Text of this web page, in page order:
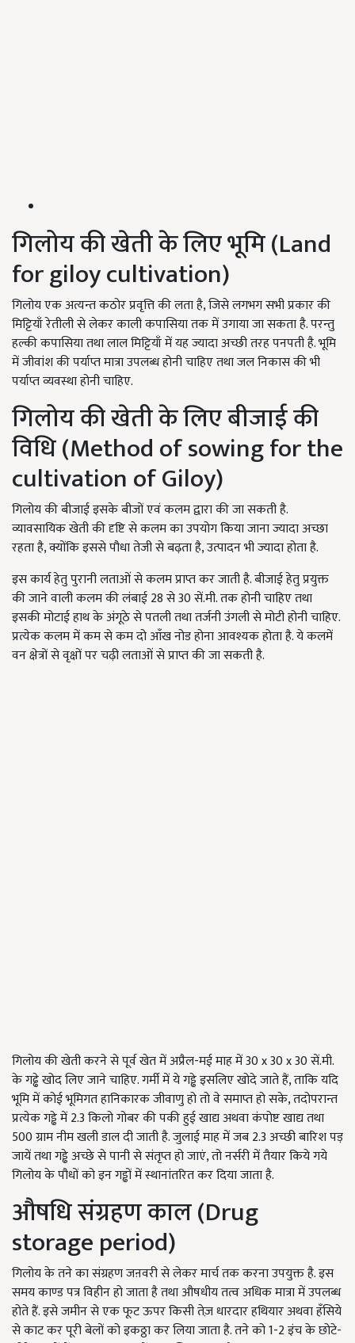
गिलोय की खेती के लिए भूमि (Land
for giloy cultivation)
गिलोय एक अत्यन्त कठोर प्रवृत्ति की लता है, जिसे लगभग सभी प्रकार की
मिट्टियाँ रेतीली से लेकर काली कपासिया तक में उगाया जा सकता है. परन्तु
हल्की कपासिया तथा लाल मिट्टियाँ में यह ज्यादा अच्छी तरह पनपती है. भूमि
में जीवांश की पर्याप्त मात्रा उपलब्ध होनी चाहिए तथा जल निकास की भी
पर्याप्त व्यवस्था होनी चाहिए.
गिलोय की खेती के लिए बीजाई की
विधि (Method of sowing for the
cultivation of Giloy)
गिलोय की बीजाई इसके बीजों एवं कलम द्वारा की जा सकती है.
व्यावसायिक खेती की दृष्टि से कलम का उपयोग किया जाना ज्यादा अच्छा
रहता है, क्योंकि इससे पौधा तेजी से बढ़ता है, उत्पादन भी ज्यादा होता है.
इस कार्य हेतु पुरानी लताओं से कलम प्राप्त कर जाती है. बीजाई हेतु प्रयुक्त
की जाने वाली कलम की लंबाई 28 से 30 सें.मी. तक होनी चाहिए तथा
इसकी मोटाई हाथ के अंगूठे से पतली तथा तर्जनी उंगली से मोटी होनी चाहिए.
प्रत्येक कलम में कम से कम दो आँख नोड होना आवश्यक होता है. ये कलमें
वन क्षेत्रों से वृक्षों पर चढ़ी लताओं से प्राप्त की जा सकती है.
गिलोय की खेती करने से पूर्व खेत में अप्रैल-मई माह में 30 x 30 x 30 सें.मी.
के गढ्ढे खोद लिए जाने चाहिए. गर्मी में ये गड्ढे इसलिए खोदे जाते हैं, ताकि यदि
भूमि में कोई भूमिगत हानिकारक जीवाणु हो तो वे समाप्त हो सके, तदोपरान्त
प्रत्येक गड्ढे में 2.3 किलो गोबर की पकी हुई खाद्य अथवा कंपोष्ट खाद्य तथा
500 ग्राम नीम खली डाल दी जाती है. जुलाई माह में जब 2.3 अच्छी बारिश पड़
जायें तथा गड्ढे अच्छे से पानी से संतृप्त हो जाएं, तो नर्सरी में तैयार किये गये
गिलोय के पौधों को इन गड्ढों में स्थानांतरित कर दिया जाता है.
औषधि संग्रहण काल (Drug
storage period)
गिलोय के तने का संग्रहण जऩवरी से लेकर मार्च तक करना उपयुक्त है. इस
समय काण्ड पत्र विहीन हो जाता है तथा औषधीय तत्व अधिक मात्रा में उपलब्ध
होते हैं. इसे जमीन से एक फूट ऊपर किसी तेज़ धारदार हथियार अथवा हँसिये
से काट कर पूरी बेलों को इकठ्ठा कर लिया जाता है. तने को 1-2 इंच के छोटे-